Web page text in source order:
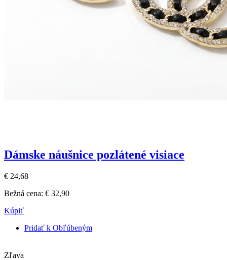
Dámske náušnice pozlátené visiace
€ 24,68
Bežná cena: € 32,90
Kúpiť
Pridať k Obľúbeným
Zľava